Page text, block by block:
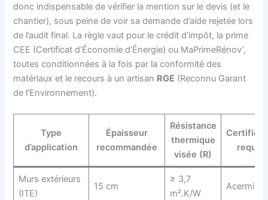
donc indispensable de vérifier la mention sur le devis (et le
chantier), sous peine de voir sa demande d’aide rejetée lors
de l’audit final. La règle vaut pour le crédit d’impôt, la prime
CEE (Certificat d’Économie d’Énergie) ou MaPrimeRénov’,
toutes conditionnées à la fois par la conformité des
matériaux et le recours à un artisan RGE (Reconnu Garant
de l’Environnement).
Type
d’application
Épaisseur
recommandée
Résistance
thermique
visée (R)
Murs extérieurs
(ITE)
15 cm
≥ 3,7
m².K/W
Acermi